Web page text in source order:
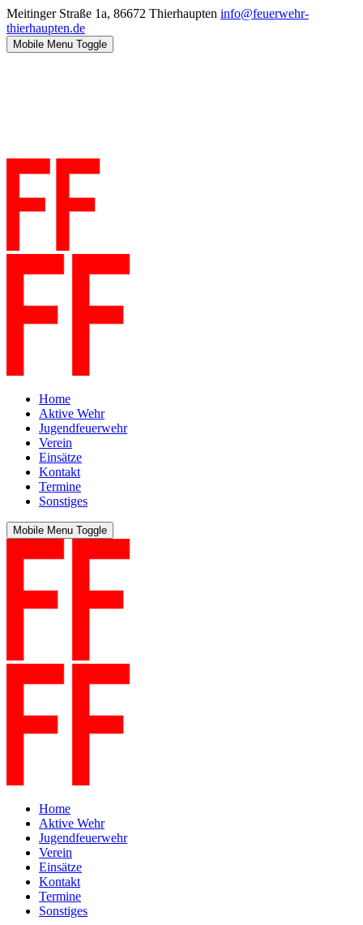
Meitinger Straße 1a, 86672 Thierhaupten info@feuerwehr-
thierhaupten.de
Mobile Menu Toggle
Home
Aktive Wehr
Jugendfeuerwehr
Verein
Einsätze
Kontakt
Termine
Sonstiges
Mobile Menu Toggle
Home
Aktive Wehr
Jugendfeuerwehr
Verein
Einsätze
Kontakt
Termine
Sonstiges